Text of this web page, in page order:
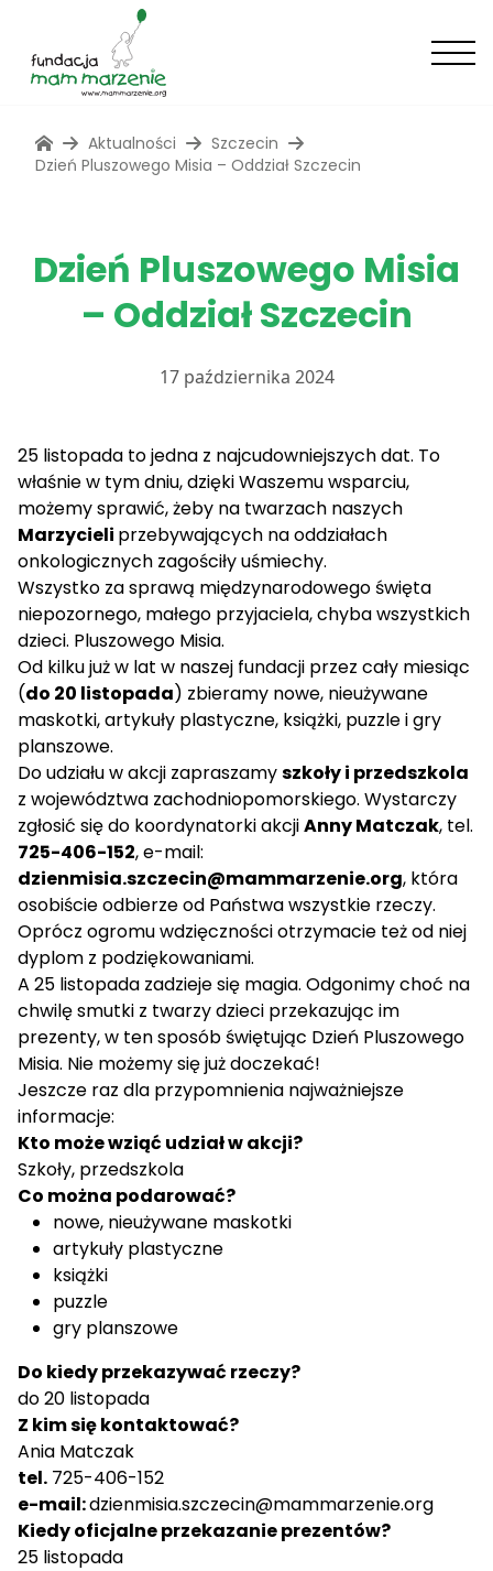
Aktualności
Szczecin
Dzień Pluszowego Misia – Oddział Szczecin
Dzień Pluszowego Misia
– Oddział Szczecin
17 października 2024
25 listopada to jedna z najcudowniejszych dat. To
właśnie w tym dniu, dzięki Waszemu wsparciu,
możemy sprawić, żeby na twarzach naszych
Marzycieli przebywających na oddziałach
onkologicznych zagościły uśmiechy.
Wszystko za sprawą międzynarodowego święta
niepozornego, małego przyjaciela, chyba wszystkich
dzieci. Pluszowego Misia.
Od kilku już w lat w naszej fundacji przez cały miesiąc
(do 20 listopada) zbieramy nowe, nieużywane
maskotki, artykuły plastyczne, książki, puzzle i gry
planszowe.
Do udziału w akcji zapraszamyszkoły i przedszkola
z województwa zachodniopomorskiego. Wystarczy
zgłosić się do koordynatorki akcjiAnny Matczak, tel.
725-406-152, e-mail:
dzienmisia.szczecin@mammarzenie.org, która
osobiście odbierze od Państwa wszystkie rzeczy.
Oprócz ogromu wdzięczności otrzymacie też od niej
dyplom z podziękowaniami.
A 25 listopada zadzieje się magia. Odgonimy choć na
chwilę smutki z twarzy dzieci przekazując im
prezenty, w ten sposób świętując Dzień Pluszowego
Misia. Nie możemy się już doczekać!
Jeszcze raz dla przypomnienia najważniejsze
informacje:
Kto może wziąć udział w akcji?
Szkoły, przedszkola
Co można podarować?
nowe, nieużywane maskotki
artykuły plastyczne
książki
puzzle
gry planszowe
Do kiedy przekazywać rzeczy?
do 20 listopada
Z kim się kontaktować?
Ania Matczak
tel. 725-406-152
e-mail:dzienmisia.szczecin@mammarzenie.org
Kiedy oficjalne przekazanie prezentów?
25 listopada